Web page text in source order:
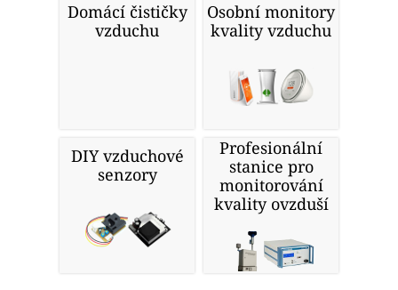
Domácí čističky
vzduchu
Osobní monitory
kvality vzduchu
DIY vzduchové
senzory
Profesionální
stanice pro
monitorování
kvality ovzduší